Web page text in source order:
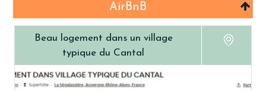
AirBnB
Beau logement dans un village
typique du Cantal